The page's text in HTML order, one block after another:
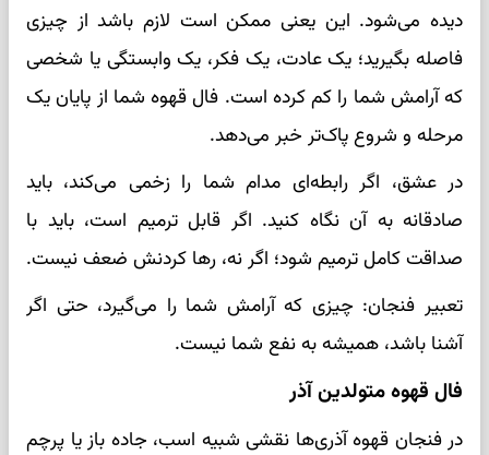
دیده می‌شود. این یعنی ممکن است لازم باشد از چیزی
فاصله بگیرید؛ یک عادت، یک فکر، یک وابستگی یا شخصی
که آرامش شما را کم کرده است. فال قهوه شما از پایان یک
مرحله و شروع پاک‌تر خبر می‌دهد.
در عشق، اگر رابطه‌ای مدام شما را زخمی می‌کند، باید
صادقانه به آن نگاه کنید. اگر قابل ترمیم است، باید با
صداقت کامل ترمیم شود؛ اگر نه، رها کردنش ضعف نیست.
تعبیر فنجان: چیزی که آرامش شما را می‌گیرد، حتی اگر
آشنا باشد، همیشه به نفع شما نیست.
فال قهوه متولدین آذر
در فنجان قهوه آذری‌ها نقشی شبیه اسب، جاده باز یا پرچم